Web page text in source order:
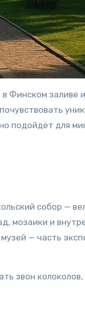
Финском заливе
подойдёт для
собор —
мозаики и
— часть
звон